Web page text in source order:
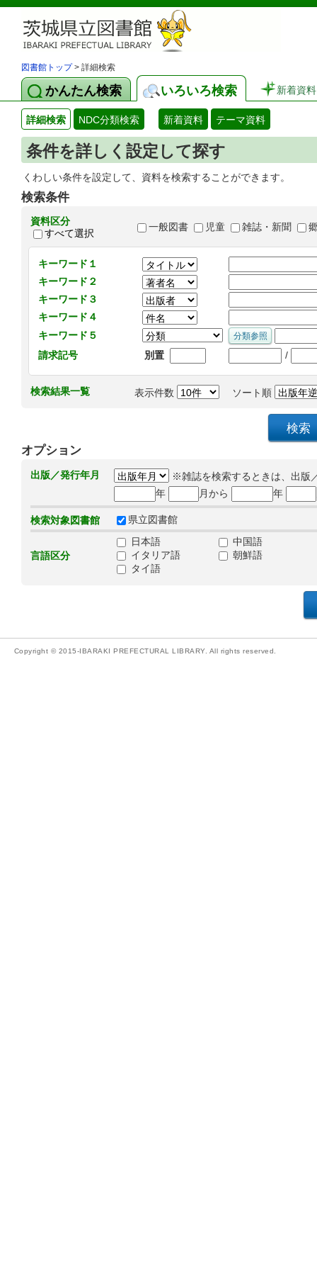
図書館トップ> 詳細検索
かんたん検索 いろいろ検索 新着資料
詳細検索 NDC分類検索 新着資料 テーマ資料
条件を詳しく設定して探す
くわしい条件を設定して、資料を検索することができます。
検索条件
資料区分
すべて選択
一般図書 児童 雑誌・新聞
キーワード１
キーワード２
キーワード３
キーワード４
キーワード５
請求記号
別置 /
検索結果一覧 表示件数 ソート順
オプション
出版／発行年月
※雑誌を検索するときは、出版
年
月から 年
検索対象図書館 県立図書館
言語区分
日本語
中国語
イタリア語
朝鮮語
タイ語
Copyright © 2015-IBARAKI PREFECTURAL LIBRARY. All rights reserved.